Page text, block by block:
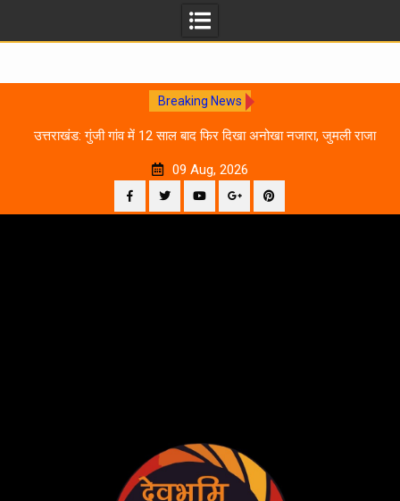
Breaking News
उत्तराखंड: गुंजी गांव में 12 साल बाद फिर दिखा अनोखा नजारा, जुमली राजा
09 Aug, 2026